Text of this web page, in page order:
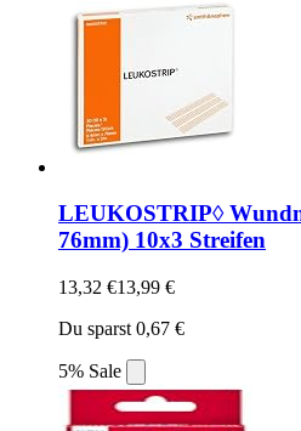
LEUKOSTRIP◊
76mm) 10x3 Streifen
13,32 €13,99 €
Du sparst 0,67 €
5% Sale